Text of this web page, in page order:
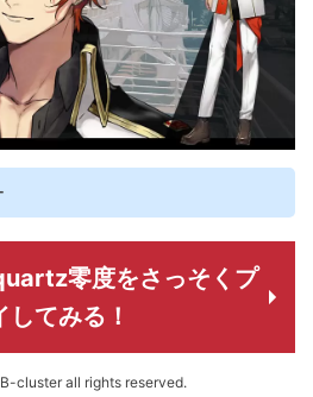
零度をさっそくプ
してみる！
cluster all rights reserved.